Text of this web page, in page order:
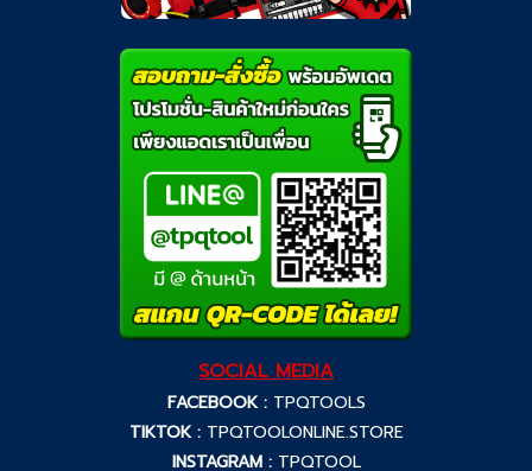
SOCIAL MEDIA
FACEBOOK : TPQTOOLS
TIKTOK : TPQTOOLONLINE.STORE
INSTAGRAM : TPQTOOL